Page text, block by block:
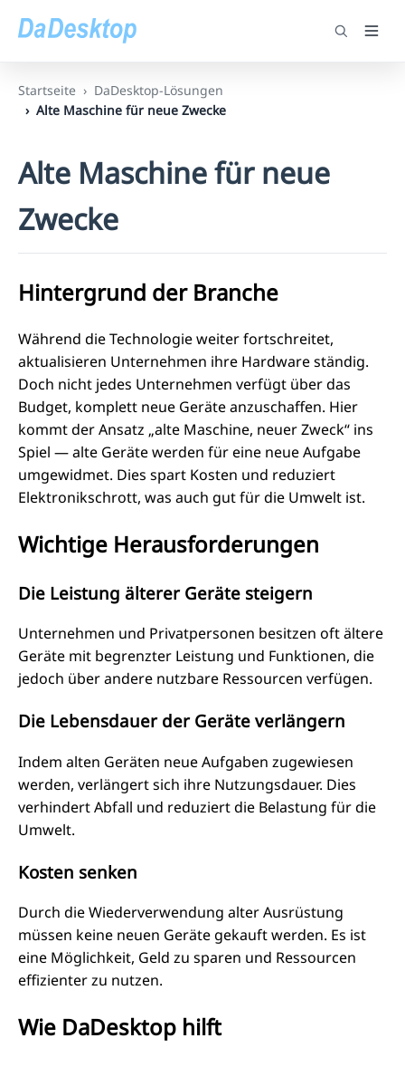
Startseite
DaDesktop-Lösungen
Alte Maschine für neue Zwecke
Alte Maschine für neue
Zwecke
Hintergrund der Branche
Während die Technologie weiter fortschreitet,
aktualisieren Unternehmen ihre Hardware ständig.
Doch nicht jedes Unternehmen verfügt über das
Budget, komplett neue Geräte anzuschaffen. Hier
kommt der Ansatz „alte Maschine, neuer Zweck“ ins
Spiel — alte Geräte werden für eine neue Aufgabe
umgewidmet. Dies spart Kosten und reduziert
Elektronikschrott, was auch gut für die Umwelt ist.
Wichtige Herausforderungen
Die Leistung älterer Geräte steigern
Unternehmen und Privatpersonen besitzen oft ältere
Geräte mit begrenzter Leistung und Funktionen, die
jedoch über andere nutzbare Ressourcen verfügen.
Die Lebensdauer der Geräte verlängern
Indem alten Geräten neue Aufgaben zugewiesen
werden, verlängert sich ihre Nutzungsdauer. Dies
verhindert Abfall und reduziert die Belastung für die
Umwelt.
Kosten senken
Durch die Wiederverwendung alter Ausrüstung
müssen keine neuen Geräte gekauft werden. Es ist
eine Möglichkeit, Geld zu sparen und Ressourcen
effizienter zu nutzen.
Wie DaDesktop hilft